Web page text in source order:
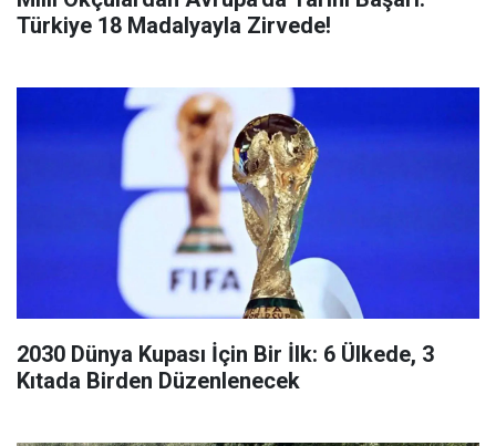
Türkiye 18 Madalyayla Zirvede!
2030 Dünya Kupası İçin Bir İlk: 6 Ülkede, 3
Kıtada Birden Düzenlenecek